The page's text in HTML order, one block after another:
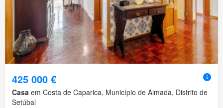
425 000 €
Casa em Costa de Caparica, Município de Almada, Distrito de
Setúbal